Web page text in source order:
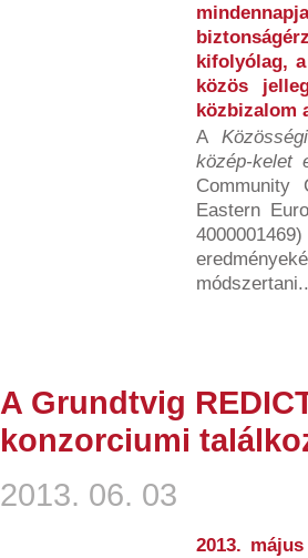
kifolyólag,
közös
közbizalom
A
közép-kelet
Community
Eastern
A Grundtvig
konzorciumi
2013. 06. 03
2013.